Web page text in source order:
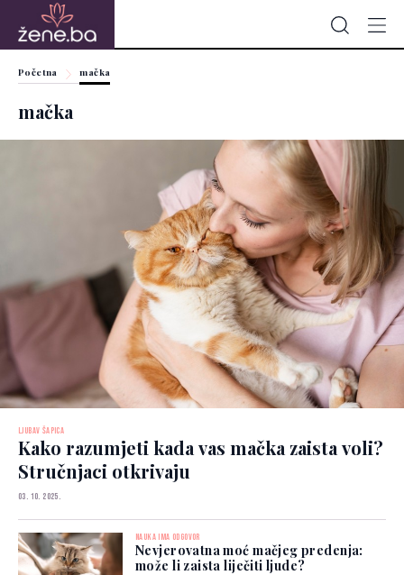
Početna mačka
mačka
LJUBAV ŠAPICA
Kako razumjeti kada vas mačka zaista voli?
Stručnjaci otkrivaju
03. 10. 2025.
NAUKA IMA ODGOVOR
Nevjerovatna moć mačjeg predenja:
može li zaista liječiti ljude?